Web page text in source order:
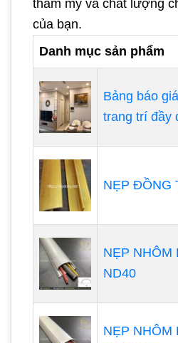
thẩm mỹ và chất lượng
của bạn.
Danh mục sản phẩm
Bảng báo
trang trí đầy
NẸP ĐỒNG
NẸP NHÔM
ND40
NẸP NHÔM